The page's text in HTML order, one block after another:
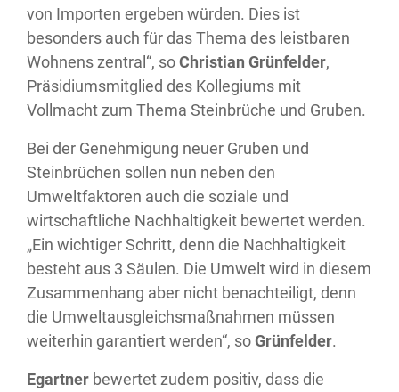
von Importen ergeben würden. Dies ist
besonders auch für das Thema des leistbaren
Wohnens zentral“, soChristian Grünfelder,
Präsidiumsmitglied des Kollegiums mit
Vollmacht zum Thema Steinbrüche und Gruben.
Bei der Genehmigung neuer Gruben und
Steinbrüchen sollen nun neben den
Umweltfaktoren auch die soziale und
wirtschaftliche Nachhaltigkeit bewertet werden.
„Ein wichtiger Schritt, denn die Nachhaltigkeit
besteht aus 3 Säulen. Die Umwelt wird in diesem
Zusammenhang aber nicht benachteiligt, denn
die Umweltausgleichsmaßnahmen müssen
weiterhin garantiert werden“, soGrünfelder.
Egartner bewertet zudem positiv, dass die